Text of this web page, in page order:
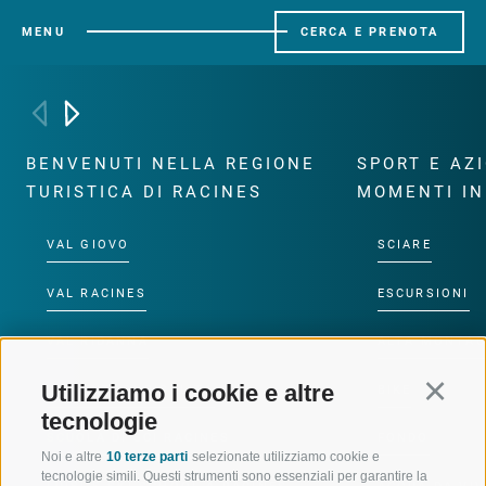
Utilizziamo i cookie e altre
tecnologie
Noi e altre 10 terze parti selezionate utilizziamo cookie e
tecnologie simili. Questi strumenti sono essenziali per garantire la
MENU CERCA E PRENOTA
BENVENUTI NELLA REGIONE
TURISTICA DI RACINES
VAL GIOVO
VAL RACINES
VAL RIDANNA
IMPIANTI DI RISALITA
SCUOLA DI SCI RACINES
SPORT E
MOMENTI
SCIARE
ESCURSIONI
ALTA